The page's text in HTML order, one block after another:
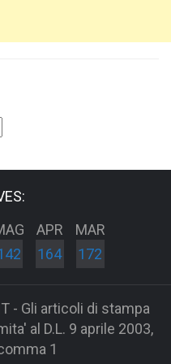
APR
164
MAR
172
- Gli articoli di stampa
al D.L. 9 aprile 2003,
1